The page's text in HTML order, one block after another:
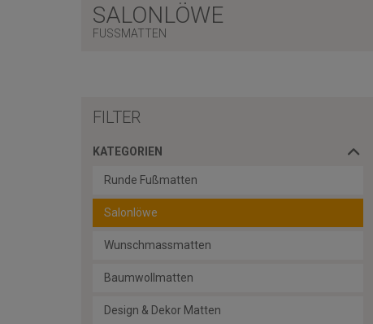
SALONLÖWE
FUSSMATTEN
FILTER
KATEGORIEN
Runde Fußmatten
Salonlöwe
Wunschmassmatten
Baumwollmatten
Design & Dekor Matten